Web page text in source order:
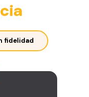
fidelidad